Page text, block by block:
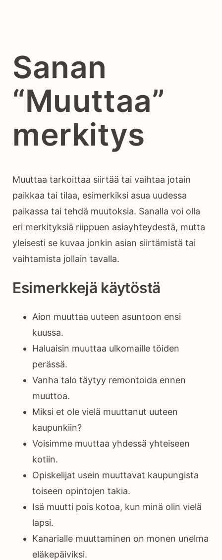
Sanan
“Muuttaa”
merkitys
Muuttaa tarkoittaa siirtää tai vaihtaa jotain
paikkaa tai tilaa, esimerkiksi asua uudessa
paikassa tai tehdä muutoksia. Sanalla voi olla
eri merkityksiä riippuen asiayhteydestä, mutta
yleisesti se kuvaa jonkin asian siirtämistä tai
vaihtamista jollain tavalla.
Esimerkkejä käytöstä
Aion muuttaa uuteen asuntoon ensi
kuussa.
Haluaisin muuttaa ulkomaille töiden
perässä.
Vanha talo täytyy remontoida ennen
muuttoa.
Miksi et ole vielä muuttanut uuteen
kaupunkiin?
Voisimme muuttaa yhdessä yhteiseen
kotiin.
Opiskelijat usein muuttavat kaupungista
toiseen opintojen takia.
Isä muutti pois kotoa, kun minä olin vielä
lapsi.
Kanarialle muuttaminen on monen unelma
eläkepäiviksi.